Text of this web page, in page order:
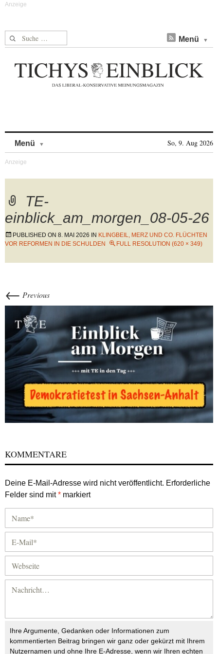
Suche nach: Menü
Menü So, 9. Aug 2026
TE-
einblick_am_morgen_08-05-26
PUBLISHED ON 8. MAI 2026 IN KLINGBEIL, MERZ UND CO. FLÜCHTEN
VOR REFORMEN IN DIE SCHULDEN
FULL RESOLUTION (620 × 349)
← Previous
KOMMENTARE
Deine E-Mail-Adresse wird nicht veröffentlicht. Erforderliche
Felder sind mit* markiert
Ihre Argumente, Gedanken oder Informationen zum
kommentierten Beitrag bringen wir ganz oder gekürzt mit Ihrem
Nutzernamen und ohne Ihre E-Adresse, wenn wir Ihren echten